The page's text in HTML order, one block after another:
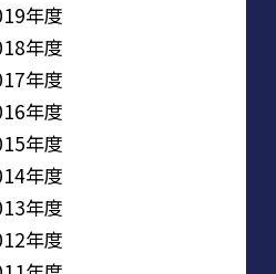
年度
年度
年度
年度
年度
年度
年度
年度